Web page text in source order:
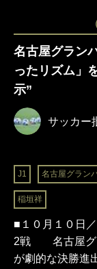
名古屋グラン
ったリズム」
示”
サッカー
J1 名古屋グラン
稲垣祥
■１０月１０日
2戦 名古屋グ
が劇的な決勝進